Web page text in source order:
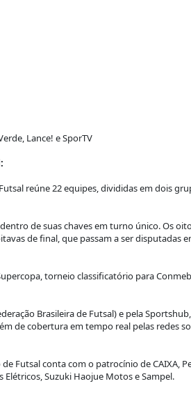
Lance! e SporTV
reúne 22 equipes, divididas em dois
de suas chaves em turno único. Os
de final, que passam a ser disputadas
torneio classificatório para
Brasileira de Futsal) e pela
de cobertura em tempo real pelas redes
Futsal conta com o patrocínio de CAIXA,
Elétricos, Suzuki Haojue Motos e Sampel.